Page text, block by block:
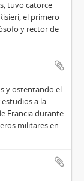
tuvo catorce
el primero
y rector de
y ostentando el
a la
Francia durante
militares en